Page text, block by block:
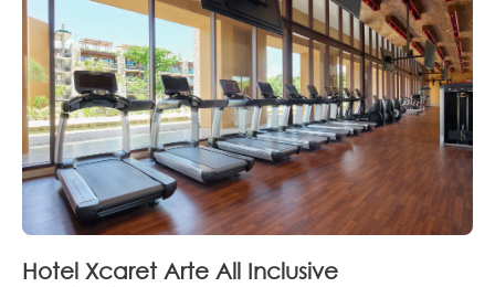
Hotel Xcaret Arte All Inclusive